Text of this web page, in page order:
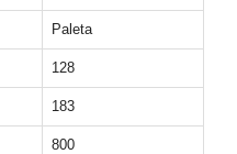
Paleta
128
183
800